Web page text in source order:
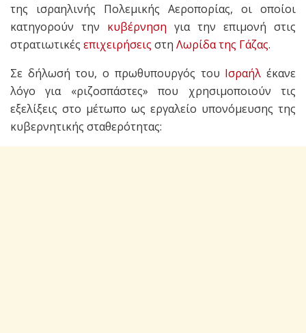
της ισραηλινής Πολεμικής Αεροπορίας, οι οποίοι
κατηγορούν την κυβέρνηση για την επιμονή στις
στρατιωτικές επιχειρήσεις στη Λωρίδα της Γάζας.
Σε δήλωσή του, ο πρωθυπουργός του Ισραήλ έκανε
λόγο για «ριζοσπάστες» που χρησιμοποιούν τις
εξελίξεις στο μέτωπο ως εργαλείο υπονόμευσης της
κυβερνητικής σταθερότητας: